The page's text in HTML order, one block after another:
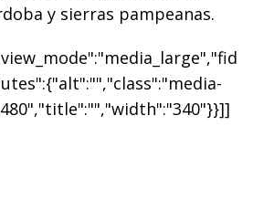
y sierras pampeanas.